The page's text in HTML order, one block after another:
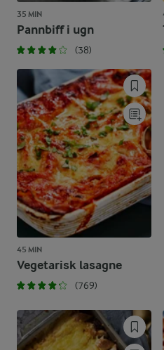
35 MIN
Pannbiff i ugn
(38)
45 MIN
Vegetarisk lasagne
(769)